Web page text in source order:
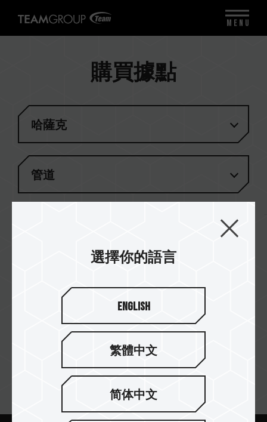
購買據點
哈薩克
管道
訂閱電子報
選擇你的語言
English
繁體中文
简体中文
MENU